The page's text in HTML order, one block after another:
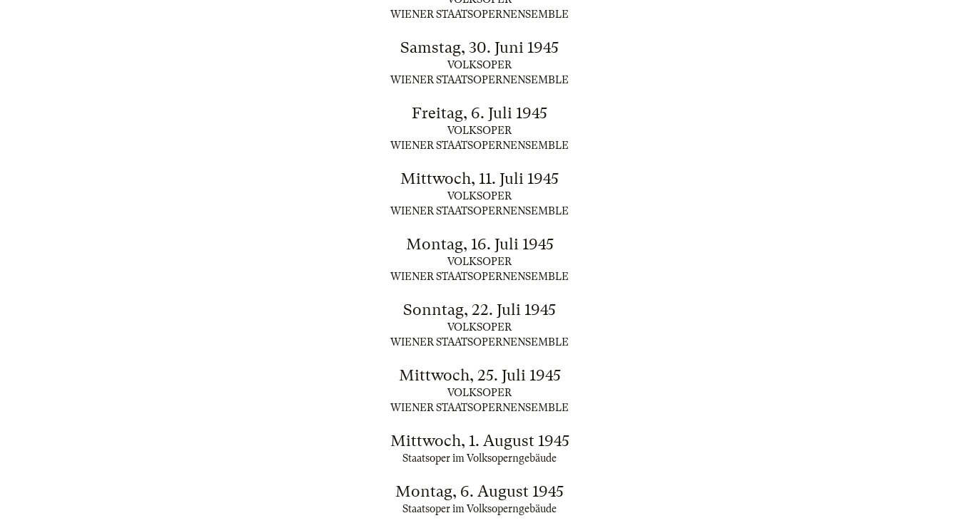
WIENER STAATSOPERNENSEMBLE
Samstag, 30. Juni 1945
VOLKSOPER
WIENER STAATSOPERNENSEMBLE
Freitag, 6. Juli 1945
VOLKSOPER
WIENER STAATSOPERNENSEMBLE
Mittwoch, 11. Juli 1945
VOLKSOPER
WIENER STAATSOPERNENSEMBLE
Montag, 16. Juli 1945
VOLKSOPER
WIENER STAATSOPERNENSEMBLE
Sonntag, 22. Juli 1945
VOLKSOPER
WIENER STAATSOPERNENSEMBLE
Mittwoch, 25. Juli 1945
VOLKSOPER
WIENER STAATSOPERNENSEMBLE
Mittwoch, 1. August 1945
Staatsoper im Volksoperngebäude
Montag, 6. August 1945
Staatsoper im Volksoperngebäude